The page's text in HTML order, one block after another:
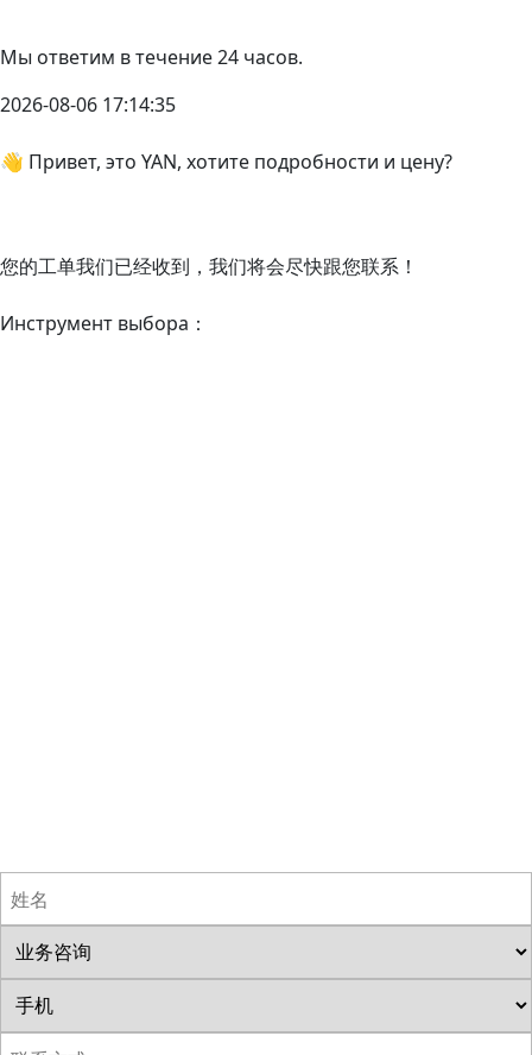
Мы ответим в течение 24 часов.
2026-08-06 17:14:35
👋 Привет, это YAN, хотите подробности и цену?
您的工单我们已经收到，我们将会尽快跟您联系！
Инструмент выбора：